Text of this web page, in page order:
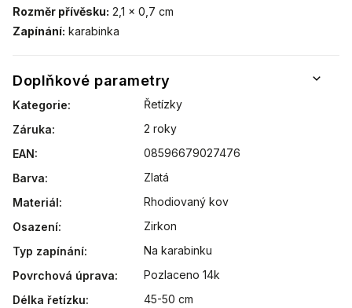
Rozměr přívěsku: 2,1 × 0,7 cm
Zapínání: karabinka
Doplňkové parametry
Kategorie:
Řetízky
Záruka:
2 roky
EAN:
08596679027476
Barva:
Zlatá
Materiál:
Rhodiovaný kov
Osazení:
Zirkon
Typ zapínání:
Na karabinku
Povrchová úprava:
Pozlaceno 14k
Délka řetízku: 45-50 cm